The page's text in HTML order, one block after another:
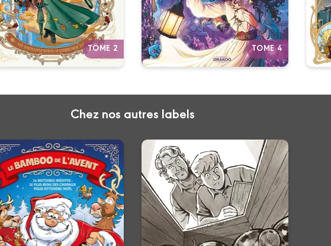
TOME 2
Autres tomes
TOME 4
Autres tomes
Chez nos autres labels
Bamboo de
l'avent
Date de parution :
10/2026
histoires inédites : le plus
beau des cadeaux pour
attendre Noël.
Un grand Madère
oublié
Vol. 03 - Histoire
Complète -